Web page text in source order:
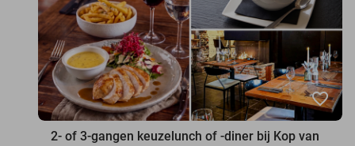
favorite_border
2- of 3-gangen keuzelunch of -diner bij Kop van